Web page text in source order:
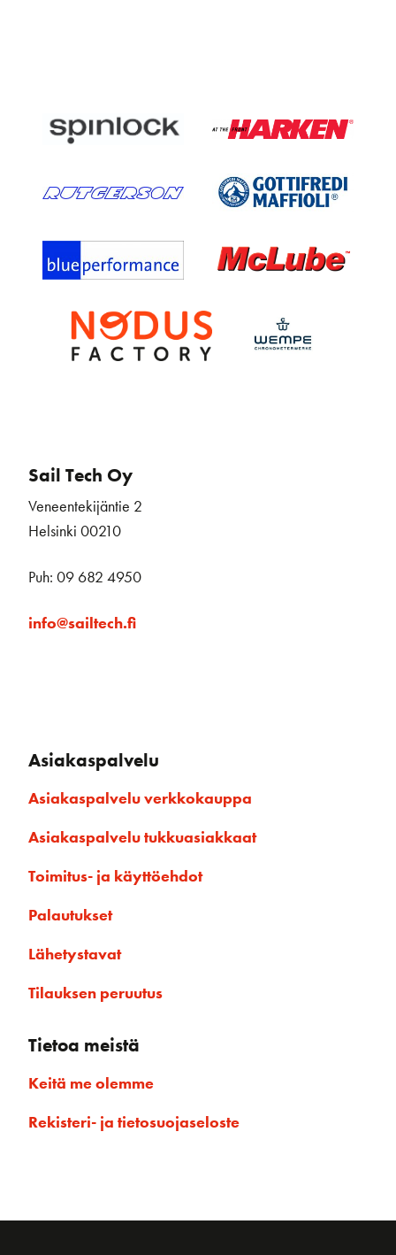
Sail Tech Oy
Veneentekijäntie 2
Helsinki 00210
Puh: 09 682 4950
info@sailtech.fi
Asiakaspalvelu
Asiakaspalvelu verkkokauppa
Asiakaspalvelu tukkuasiakkaat
Toimitus- ja käyttöehdot
Palautukset
Lähetystavat
Tilauksen peruutus
Tietoa meistä
Keitä me olemme
Rekisteri- ja tietosuojaseloste